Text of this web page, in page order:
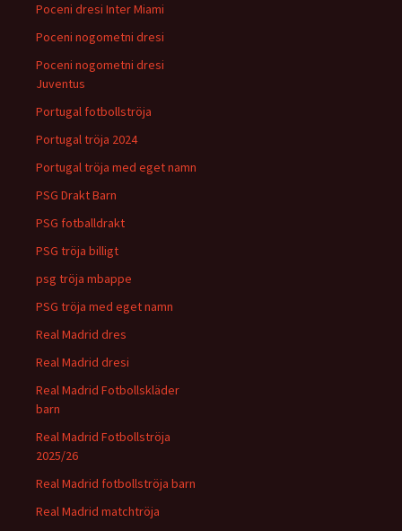
Poceni dresi Inter Miami
Poceni nogometni dresi
Poceni nogometni dresi
Juventus
Portugal fotbollströja
Portugal tröja 2024
Portugal tröja med eget namn
PSG Drakt Barn
PSG fotballdrakt
PSG tröja billigt
psg tröja mbappe
PSG tröja med eget namn
Real Madrid dres
Real Madrid dresi
Real Madrid Fotbollskläder
barn
Real Madrid Fotbollströja
2025/26
Real Madrid fotbollströja barn
Real Madrid matchtröja